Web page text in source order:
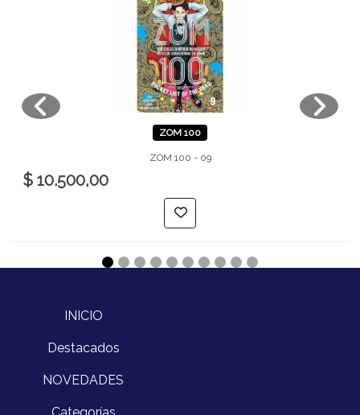
ZOM 100
ZOM 100 - 09
$ 10.500,00
INICIO
Destacados
NOVEDADES